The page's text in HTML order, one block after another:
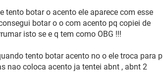
tento botar o acento ele aparece com esse
botar o o com acento pq copiei de
isto se e q tem como OBG !!!
tento botar acento no o ele troca para p
nao coloca acento ja tentei abnt , abnt 2